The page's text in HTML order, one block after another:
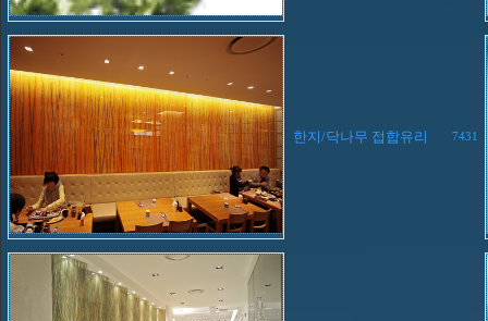
한지/닥나무 접합유리 7431